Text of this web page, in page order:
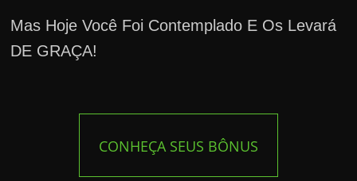
Mas Hoje Você Foi Contemplado E Os Levará
DE GRAÇA!
CONHEÇA SEUS BÔNUS